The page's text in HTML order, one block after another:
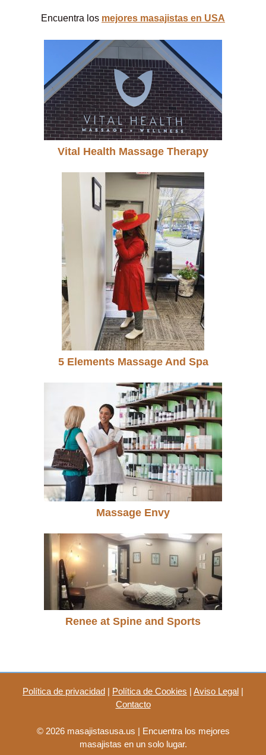
Encuentra los mejores masajistas en USA
Vital Health Massage Therapy
5 Elements Massage And Spa
Massage Envy
Renee at Spine and Sports
Política de privacidad | Política de Cookies | Aviso Legal |
Contacto
© 2026 masajistasusa.us | Encuentra los mejores
masajistas en un solo lugar.